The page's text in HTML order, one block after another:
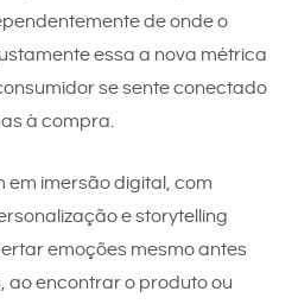
de onde o
essa a nova métrica
se sente conectado
à compra.
em imersão digital, com
e storytelling
emoções mesmo antes
ao encontrar o produto ou